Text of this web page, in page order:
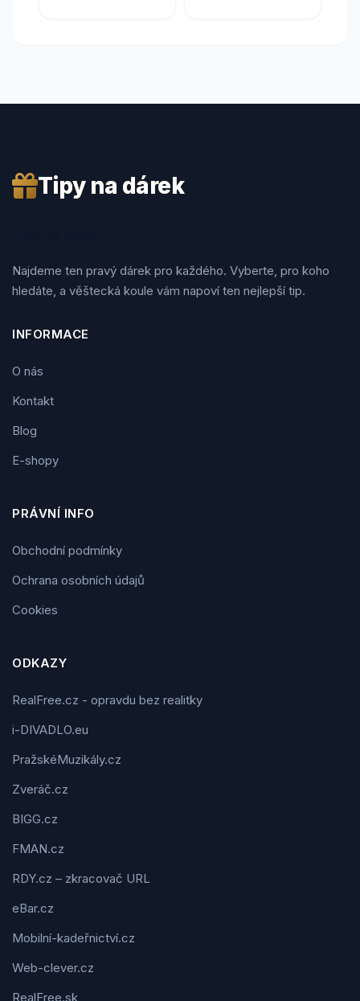
Tipy na dárek
Najdeme ten pravý dárek pro každého. Vyberte, pro koho
hledáte, a věštecká koule vám napoví ten nejlepší tip.
INFORMACE
O nás
Kontakt
Blog
E-shopy
PRÁVNÍ INFO
Obchodní podmínky
Ochrana osobních údajů
Cookies
ODKAZY
RealFree.cz - opravdu bez realitky
i-DIVADLO.eu
PražskéMuzikály.cz
Zveráč.cz
BIGG.cz
FMAN.cz
RDY.cz – zkracovač URL
eBar.cz
Mobilní-kadeřnictví.cz
Web-clever.cz
RealFree.sk